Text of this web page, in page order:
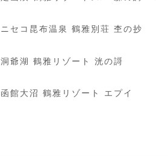
ニセコ昆布温泉 鶴雅別荘 杢の抄
洞爺湖 鶴雅リゾート 洸の謌
函館大沼 鶴雅リゾート エプイ